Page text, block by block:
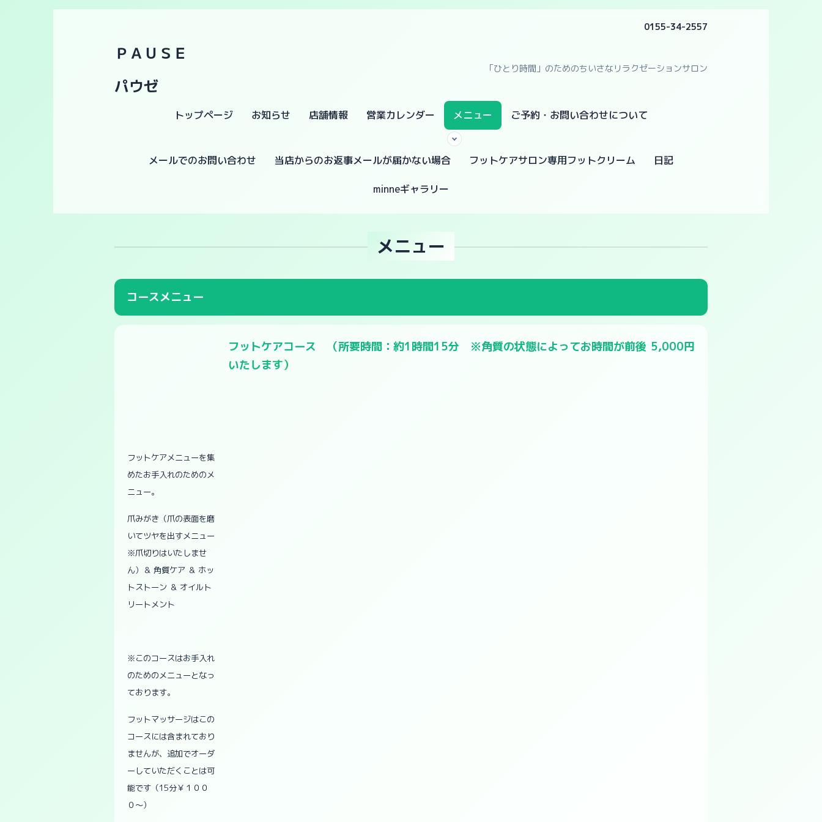
0155-34-2557
ＰＡＵＳＥ
パウゼ
「ひとり時間」のためのちいさなリラクゼーションサロン
トップページ お知らせ 店舗情報 営業カレンダー メニュー ご予約・お問い合わせについて
メールでのお問い合わせ 当店からのお返事メールが届かない場合 フットケアサロン専用フットクリーム 日記
minneギャラリー
メニュー
コースメニュー
フットケアコース （所要時間：約1時間15分 ※角質の状態によってお時間が前後
いたします）
5,000円
フットケアメニューを集
めたお手入れのためのメ
ニュー。
爪みがき（爪の表面を磨
いてツヤを出すメニュー
※爪切りはいたしませ
ん）＆ 角質ケア ＆ ホッ
トストーン ＆ オイルト
リートメント
※このコースはお手入れ
のためのメニューとなっ
ております。
フットマッサージはこの
コースには含まれており
ませんが、追加でオーダ
ーしていただくことは可
能です（15分￥１００
０〜）